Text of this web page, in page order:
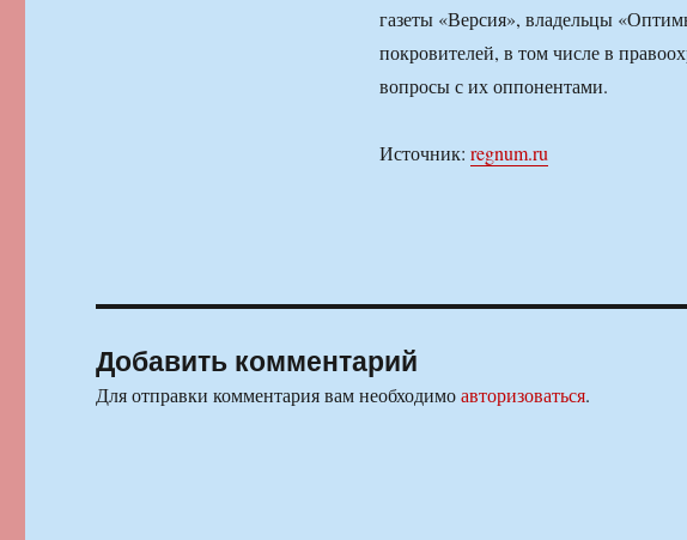
газеты «Версия», владельцы
покровителей, в том числе в
вопросы с их оппонентами.
Источник: regnum.ru
Добавить комментарий
Для отправки комментария вам необходимоавторизоваться.